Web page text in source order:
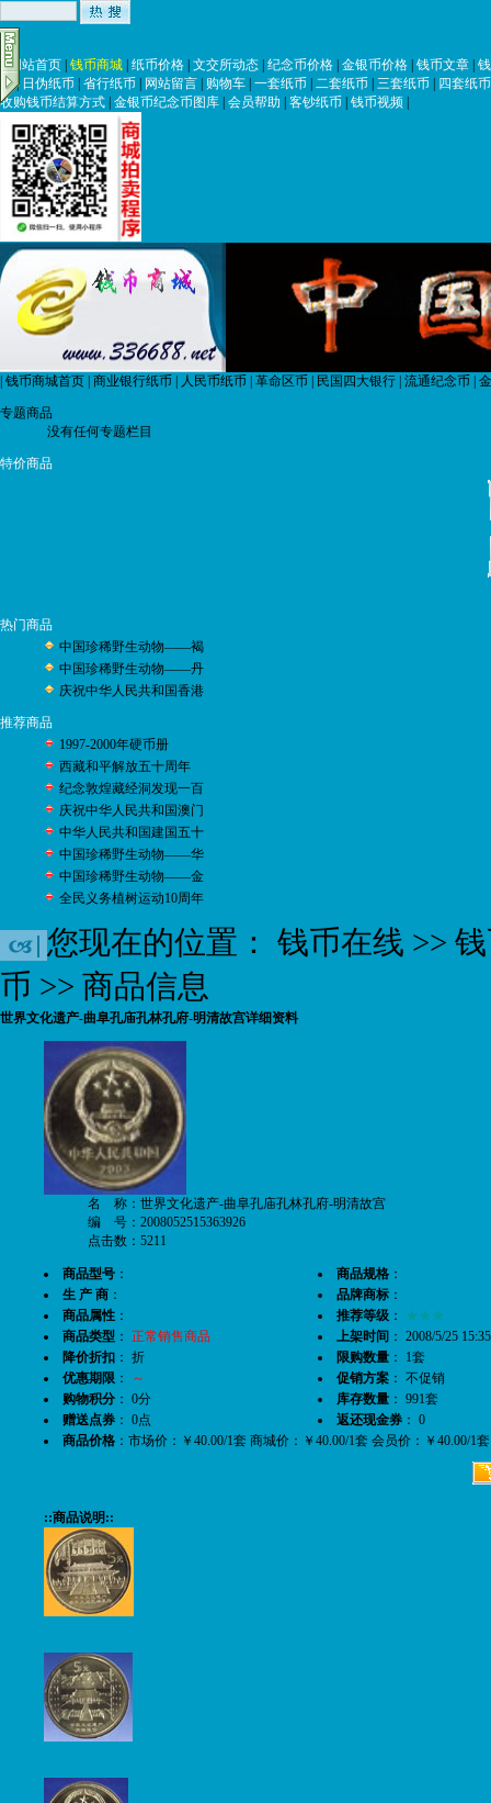
|网站首页 钱币商城 纸币价格 文交所动态 纪念币价格 金银币价格 钱币文章
币| 日伪纸币 省行纸币 网站留言 购物车 一套纸币 二套纸币 三套纸币
四套纸币
收购钱币结算方式 金银币纪念币图库 会员帮助 客钞纸币 钱币视频
钱币商城首页 商业银行纸币 人民币纸币 革命区币 民国四大银行 流通纪念币
专题商品
没有任何专题栏目
特价商品
热门商品
中国珍稀野生动物——褐
中国珍稀野生动物――丹
庆祝中华人民共和国香港
推荐商品
1997-2000年硬币册
西藏和平解放五十周年
纪念敦煌藏经洞发现一百
庆祝中华人民共和国澳门
中华人民共和国建国五十
中国珍稀野生动物――华
中国珍稀野生动物――金
全民义务植树运动10周年
您现在的位置： 钱币在线 >>
币 >> 商品信息
世界文化遗产-曲阜孔庙孔林孔府-明清故宫详细资料
名 称：世界文化遗产-曲阜孔庙孔林孔府-明清故宫
编 号：2008052515363926
点击数：5211
商品型号 ：
生 产 商 ：
商品属性 ：
商品类型 ： 正常销售商品
降价折扣 ： 折
优惠期限 ：
～
购物积分 ： 0分
赠送点券 ： 0点
商品规格 ：
品牌商标 ：
推荐等级 ：
★★★
上架时间 ： 2008/5/25
限购数量 ： 1套
促销方案 ： 不促销
库存数量 ： 991套
返还现金券 ： 0
商品价格 ：市场价：￥40.00/1套 商城价：￥40.00/1套 会员价：￥40.00/1
::商品说明::